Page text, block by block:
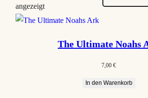
angezeigt
The Ultimate Noahs
7,00 €
In den Warenkorb